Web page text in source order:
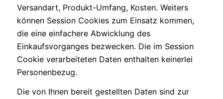
Versandart, Produkt-Umfang, Kosten. Weiters
können Session Cookies zum Einsatz kommen,
die eine einfachere Abwicklung des
Einkaufsvorganges bezwecken. Die im Session
Cookie verarbeiteten Daten enthalten keinerlei
Personenbezug.
Die von Ihnen bereit gestellten Daten sind zur